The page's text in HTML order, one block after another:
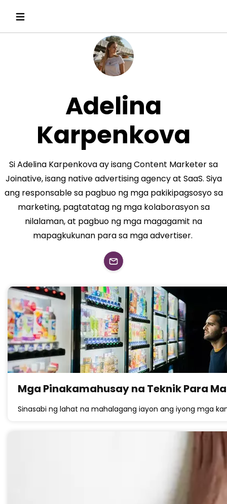
Adelina
Karpenkova
Si Adelina Karpenkova ay isang Content Marketer sa
Joinative, isang native advertising agency at SaaS. Siya
ang responsable sa pagbuo ng mga pakikipagsosyo sa
marketing, pagtatatag ng mga kolaborasyon sa
nilalaman, at pagbuo ng mga magagamit na
mapagkukunan para sa mga advertiser.
Mga Pinakamahusay na Teknik Para
Sinasabi ng lahat na mahalagang iayon ang iyong mga